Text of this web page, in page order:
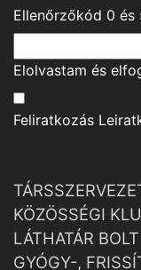
Ellenőrzőkód 0 és
Elolvastam és
Feliratkozás
KÖZÖSSÉGI
LÁTHATÁR
GYÓGY-,